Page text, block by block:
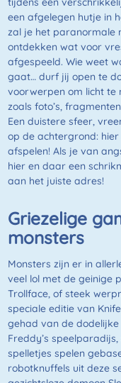
een afgelegen hutje in
zal je het paranormale
ontdekken wat voor
afgespeeld. Wie weet
gaat… durf jij open te
voorwerpen om licht te
zoals foto’s,
Een duistere sfeer,
op de achtergrond:
afspelen! Als je van
hier en daar een
aan het juiste adres!
Griezelige
monsters
Monsters zijn er in
veel lol met de geinige
Trollface, of steek
speciale editie van
gehad van de
Freddy’s
spelletjes spelen
robotknuffels uit deze